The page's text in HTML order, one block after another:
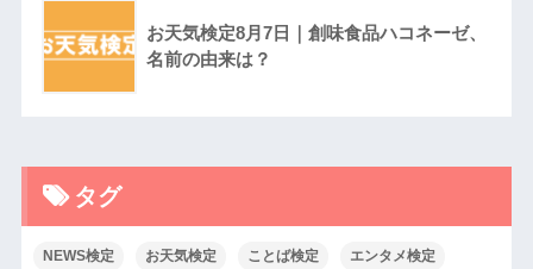
お天気検定8月7日｜創味食品ハコネーゼ、
名前の由来は？
タグ
NEWS検定 お天気検定 ことば検定 エンタメ検定